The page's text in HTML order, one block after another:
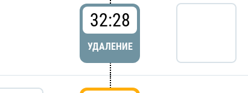
32:28
УДАЛЕНИЕ